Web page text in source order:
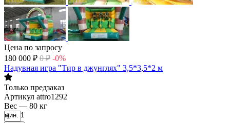
Цена по запросу
180 000 ₽ 0 ₽ -0%
Надувная игра "Тир в джунглях" 3,5*3,5*2 м
Только предзаказ
Артикул attro1292
Вес — 80 кг
мин. 1